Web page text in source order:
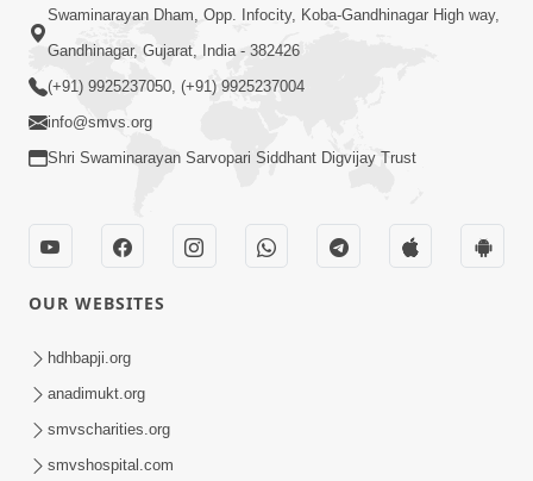
17:00
હું કોણ છું ? ભાગ 1 | SMVS Spiritual
Journey | Anadimukta Gyan
હર્ષ-શોક, સુખ-દુખનું કારણ દેહભાવ | SMVS
Spiritual Journey | Anadimukta Gyan
Swaminarayan Dham, Opp. Infocity, Koba-Gandhinagar High way,
Gandhinagar, Gujarat, India - 382426
(+91) 9925237050, (+91) 9925237004
info@smvs.org
Shri Swaminarayan Sarvopari Siddhant Digvijay Trust
OUR WEBSITES
hdhbapji.org
anadimukt.org
smvscharities.org
smvshospital.com